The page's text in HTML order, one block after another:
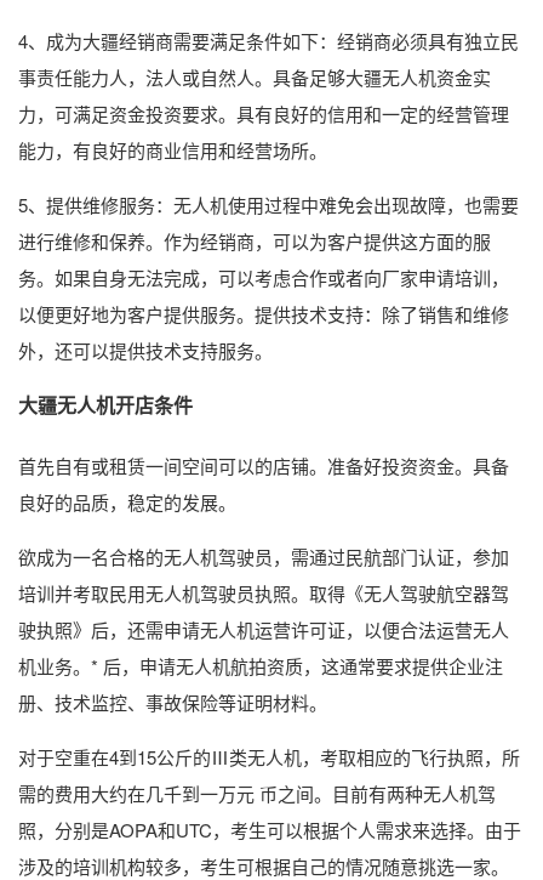
4、成为大疆经销商需要满足条件如下：经销商必须具有独立民
事责任能力人，法人或自然人。具备足够大疆无人机资金实
力，可满足资金投资要求。具有良好的信用和一定的经营管理
能力，有良好的商业信用和经营场所。
5、提供维修服务：无人机使用过程中难免会出现故障，也需要
进行维修和保养。作为经销商，可以为客户提供这方面的服
务。如果自身无法完成，可以考虑合作或者向厂家申请培训，
以便更好地为客户提供服务。提供技术支持：除了销售和维修
外，还可以提供技术支持服务。
大疆无人机开店条件
首先自有或租赁一间空间可以的店铺。准备好投资资金。具备
良好的品质，稳定的发展。
欲成为一名合格的无人机驾驶员，需通过民航部门认证，参加
培训并考取民用无人机驾驶员执照。取得《无人驾驶航空器驾
驶执照》后，还需申请无人机运营许可证，以便合法运营无人
机业务。* 后，申请无人机航拍资质，这通常要求提供企业注
册、技术监控、事故保险等证明材料。
对于空重在4到15公斤的Ⅲ类无人机，考取相应的飞行执照，所
需的费用大约在几千到一万元 币之间。目前有两种无人机驾
照，分别是AOPA和UTC，考生可以根据个人需求来选择。由于
涉及的培训机构较多，考生可根据自己的情况随意挑选一家。